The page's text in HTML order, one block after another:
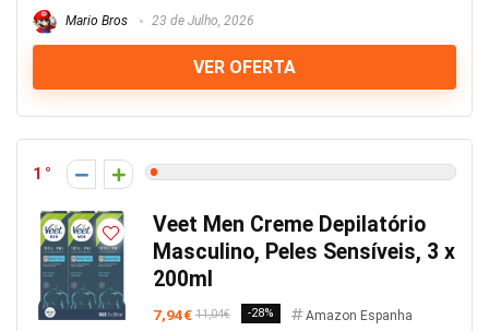
Mario Bros 23 de Julho, 2026
VER OFERTA
1
Veet Men Creme Depilatório
Masculino, Peles Sensíveis, 3 x
200ml
7,94€ 11,04€ -28% Amazon Espanha